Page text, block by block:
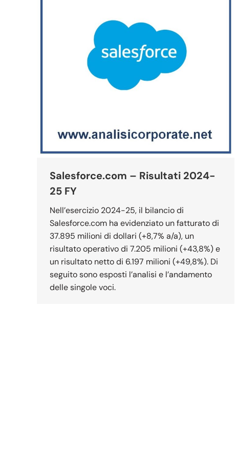
Salesforce.com – Risultati 2024-
25 FY
Nell’esercizio 2024-25, il bilancio di
Salesforce.com ha evidenziato un fatturato di
37.895 milioni di dollari (+8,7% a/a), un
risultato operativo di 7.205 milioni (+43,8%) e
un risultato netto di 6.197 milioni (+49,8%). Di
seguito sono esposti l’analisi e l’andamento
delle singole voci.